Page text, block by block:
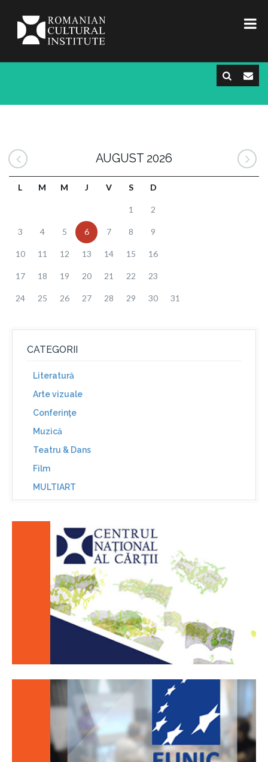
AUGUST 2026
L M M J V S D
1 2
3 4 5 6 7 8 9
10 11 12 13 14 15 16
17 18 19 20 21 22 23
24 25 26 27 28 29 30 31
CATEGORII
Literatură
Arte vizuale
Conferinţe
Muzică
Teatru & Dans
Film
MULTIART